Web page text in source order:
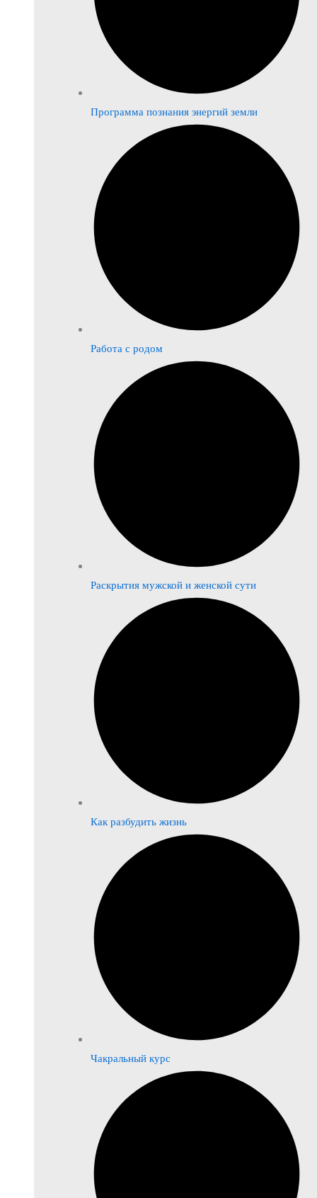
Программа познания энергий земли
Работа с родом
Раскрытия мужской и женской сути
Как разбудить жизнь
Чакральный курс